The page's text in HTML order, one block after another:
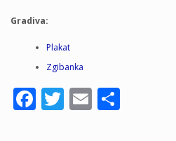
Gradiva:
Plakat
Zgibanka
Facebook
Twitter
Email